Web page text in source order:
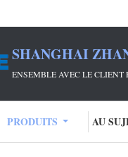
SHANGHAI
ENSEMBLE AVEC LE
PRODUITS AU